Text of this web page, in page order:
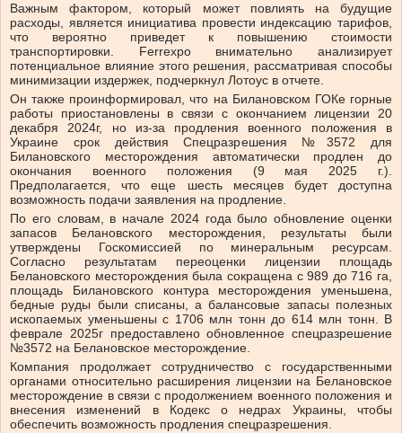
Важным фактором, который может повлиять на будущие
расходы, является инициатива провести индексацию тарифов,
что вероятно приведет к повышению стоимости
транспортировки. Ferrexpo внимательно анализирует
потенциальное влияние этого решения, рассматривая способы
минимизации издержек, подчеркнул Лотоус в отчете.
Он также проинформировал, что на Билановском ГОКе горные
работы приостановлены в связи с окончанием лицензии 20
декабря 2024г, но из-за продления военного положения в
Украине срок действия Спецразрешения №3572 для
Билановского месторождения автоматически продлен до
окончания военного положения (9 мая 2025 г.).
Предполагается, что еще шесть месяцев будет доступна
возможность подачи заявления на продление.
По его словам, в начале 2024 года было обновление оценки
запасов Белановского месторождения, результаты были
утверждены Госкомиссией по минеральным ресурсам.
Согласно результатам переоценки лицензии площадь
Белановского месторождения была сокращена с 989 до 716 га,
площадь Билановского контура месторождения уменьшена,
бедные руды были списаны, а балансовые запасы полезных
ископаемых уменьшены с 1706 млн тонн до 614 млн тонн. В
феврале 2025г предоставлено обновленное спецразрешение
№3572 на Белановское месторождение.
Компания продолжает сотрудничество с государственными
органами относительно расширения лицензии на Белановское
месторождение в связи с продолжением военного положения и
внесения изменений в Кодекс о недрах Украины, чтобы
обеспечить возможность продления спецразрешения.